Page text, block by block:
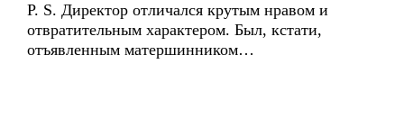
P. S. Директор отличался крутым нравом и
отвратительным характером. Был, кстати,
отъявленным матершинником…